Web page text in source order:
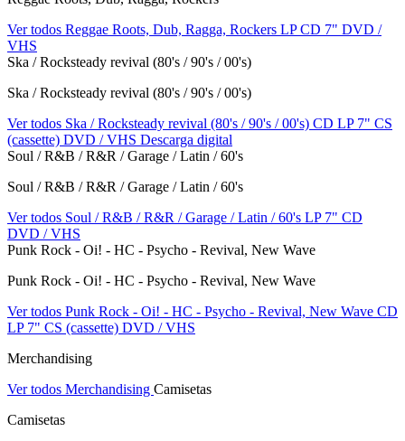
Ver todos Reggae Roots, Dub, Ragga, Rockers LPCD 7" DVD /
VHS
Ska / Rocksteady revival (80's / 90's / 00's)
Ska / Rocksteady revival (80's / 90's / 00's)
Ver todos Ska / Rocksteady revival (80's / 90's / 00's) CD LP 7" CS
(cassette) DVD / VHS Descarga digital
Soul / R&B / R&R / Garage / Latin / 60's
Soul / R&B / R&R / Garage / Latin / 60's
Ver todos Soul / R&B / R&R / Garage / Latin / 60's LP 7" CD
DVD / VHS
Punk Rock - Oi! - HC - Psycho - Revival, New Wave
Punk Rock - Oi! - HC - Psycho - Revival, New Wave
Ver todos Punk Rock - Oi! - HC - Psycho - Revival, New Wave CD
LP 7" CS (cassette) DVD / VHS
Merchandising
Ver todos Merchandising Camisetas
Camisetas